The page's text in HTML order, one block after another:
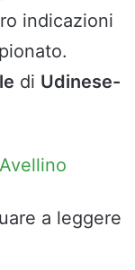
indicazioni
di Udinese-
a leggere